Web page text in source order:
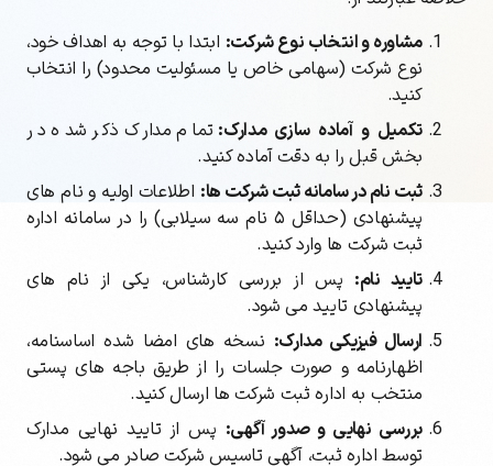
مشاوره و انتخاب نوع شرکت: ابتدا با توجه به اهداف خود،
نوع شرکت (سهامی خاص یا مسئولیت محدود) را انتخاب
کنید.
تکمیل و آماده سازی مدارک: تمام مدارک ذکر شده در
بخش قبل را به دقت آماده کنید.
ثبت نام در سامانه ثبت شرکت ها: اطلاعات اولیه و نام های
پیشنهادی (حداقل ۵ نام سه سیلابی) را در سامانه اداره
ثبت شرکت ها وارد کنید.
تایید نام: پس از بررسی کارشناس، یکی از نام های
پیشنهادی تایید می شود.
ارسال فیزیکی مدارک: نسخه های امضا شده اساسنامه،
اظهارنامه و صورت جلسات را از طریق باجه های پستی
منتخب به اداره ثبت شرکت ها ارسال کنید.
بررسی نهایی و صدور آگهی: پس از تایید نهایی مدارک
توسط اداره ثبت، آگهی تاسیس شرکت صادر می شود.